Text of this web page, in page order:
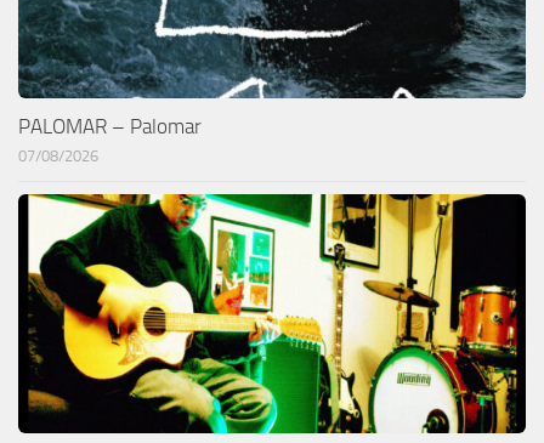
PALOMAR – Palomar
07/08/2026